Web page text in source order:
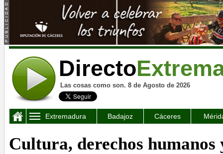
Directo
Las cosas como son. 8 de Agosto de 2026
Extremadura Badajoz Cáceres
Cultura, derechos humanos